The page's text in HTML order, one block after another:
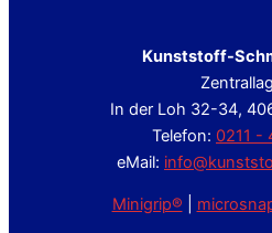
Kunststoff-
In der Loh 32-34,
Telefon: 0211 -
eMail:
Minigrip®